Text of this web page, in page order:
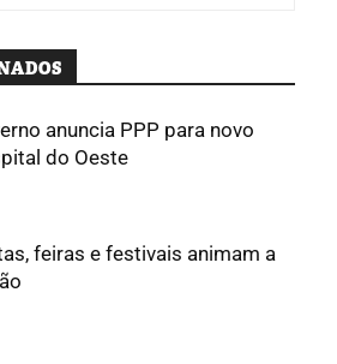
anuncia PPP para novo
do Oeste
feiras e festivais animam a